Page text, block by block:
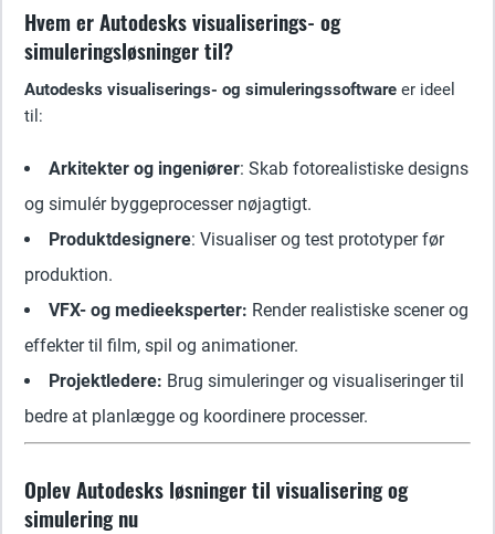
Hvem er Autodesks visualiserings- og
simuleringsløsninger til?
Autodesks visualiserings- og simuleringssoftware er ideel
til:
Arkitekter og ingeniører: Skab fotorealistiske designs
og simulér byggeprocesser nøjagtigt.
Produktdesignere: Visualiser og test prototyper før
produktion.
VFX- og medieeksperter: Render realistiske scener og
effekter til film, spil og animationer.
Projektledere: Brug simuleringer og visualiseringer til
bedre at planlægge og koordinere processer.
Oplev Autodesks løsninger til visualisering og
simulering nu